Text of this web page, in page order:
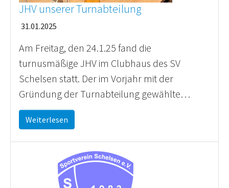
JHV unserer Turnabteilung
31.01.2025
Am Freitag, den 24.1.25 fand die
turnusmäßige JHV im Clubhaus des SV
Schelsen statt. Der im Vorjahr mit der
Gründung der Turnabteilung gewählte…
Weiterlesen